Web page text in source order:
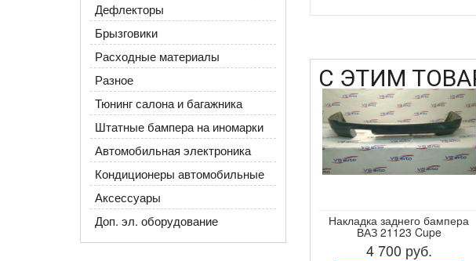
Дефлекторы
Брызговики
Расходные материалы
Разное
Тюнинг салона и багажника
Штатные бампера на иномарки
Автомобильная электроника
Кондиционеры автомобильные
Аксессуары
Доп. эл. оборудование
С ЭТИМ
Накладка заднего бампера
ВАЗ 21123 Cupe
4 700 руб.